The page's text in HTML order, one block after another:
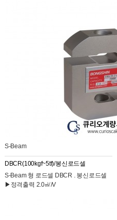
S-Beam
DBCR(100kgf~5tf)/봉신로드셀
S-Beam 형 로드셀 DBCR . 봉신로드셀
▶정격출력 2.0㎷/V